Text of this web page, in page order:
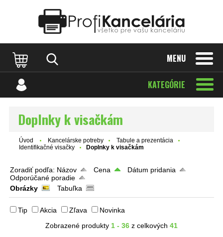
MENU
KATEGÓRIE
Doplnky k visačkám
Úvod Kancelárske potreby
Tabule a prezentácia
Identifikačné visačky
Doplnky k visačkám
Zoradiť podľa: Názov Cena
Dátum pridania
Odporúčané poradie
Obrázky
Tabuľka
Tip Akcia Zľava
Novinka
Zobrazené produkty 1 - 36 z celkových 41
Katalóg internetových stránok Designed by Rawpixel.com